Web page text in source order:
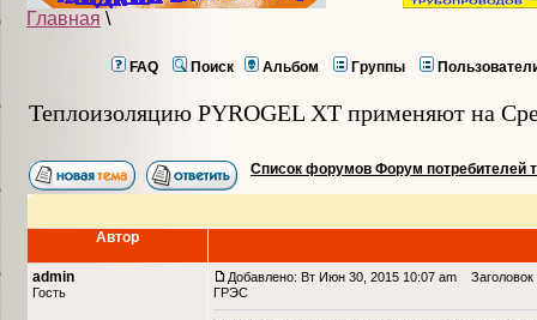
Главная \
FAQ Поиск Альбом Группы
Теплоизоляцию PYROGEL XT применяют на
Список форумов Форум потребителей
Автор
admin
Гость
Добавлено: Вт Июн 30, 2015 10:07 am
ГРЭС